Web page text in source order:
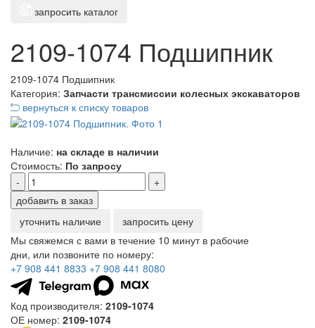
запросить каталог
2109-1074 Подшипник
2109-1074 Подшипник
Категория: Запчасти трансмиссии колесных экскаваторов
вернуться к списку товаров
Наличие: на складе в наличии
Стоимость: По запросу
-
+
добавить в заказ
уточнить наличие
запросить цену
Мы свяжемся с вами в течение 10 минут в рабочие
дни, или позвоните по номеру:
+7 908 441 8833 +7 908 441 8080
Код производителя: 2109-1074
ОЕ номер: 2109-1074